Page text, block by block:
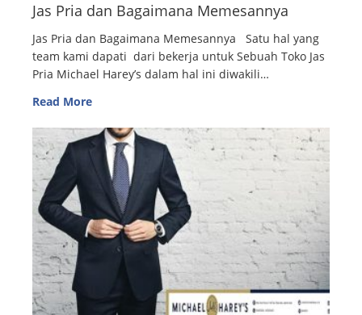
Jas Pria dan Bagaimana Memesannya
Jas Pria dan Bagaimana Memesannya Satu hal yang
team kami dapati dari bekerja untuk Sebuah Toko Jas
Pria Michael Harey’s dalam hal ini diwakili…
Read More